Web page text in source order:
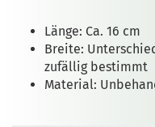
Länge: Ca. 16 cm
Breite:
zufällig bestimmt
Material: